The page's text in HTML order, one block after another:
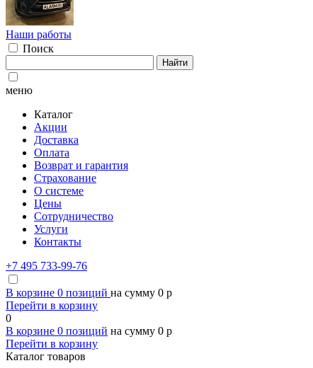
Наши работы
Поиск
Найти
меню
Каталог
Акции
Доставка
Оплата
Возврат и гарантия
Страхование
О системе
Цены
Сотрудничество
Услуги
Контакты
+7 495 733-99-76
В корзине 0 позиций на сумму 0 p
Перейти в корзину
0
В корзине 0 позиций на сумму 0 p
Перейти в корзину
Каталог товаров